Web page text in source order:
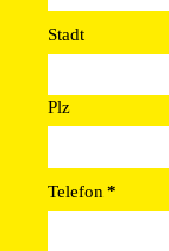
Stadt
Plz
Telefon *